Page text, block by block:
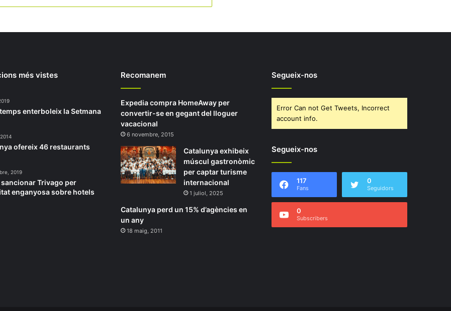
més vistes
enterboleix la Setmana
ofereix 46 restaurants
2019
sancionar Trivago per
enganyosa sobre hotels
Recomanem
Expedia compra HomeAway per
convertir-se en gegant del lloguer
vacacional
6 novembre, 2015
Catalunya exhibeix
múscul gastronòmic
per captar turisme
internacional
1 juliol, 2025
Catalunya perd un 15% d’agències en
un any
18 maig, 2011
Segueix-nos
Error Can not Get Tweets, Incorrect
account info.
Segueix-nos
117
Fans
0
Seguidors
0
Subscribers